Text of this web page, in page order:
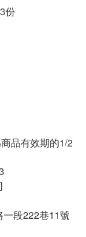
份
品有效期的1/2
一段222巷11號